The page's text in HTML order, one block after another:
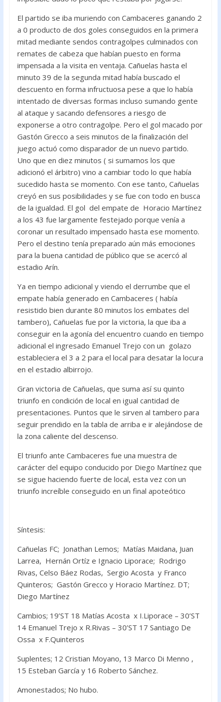
El partido se iba muriendo con Cambaceres ganando 2
a 0 producto de dos goles conseguidos en la primera
mitad mediante sendos contragolpes culminados con
remates de cabeza que habían puesto en forma
impensada a la visita en ventaja. Cañuelas hasta el
minuto 39 de la segunda mitad había buscado el
descuento en forma infructuosa pese a que lo había
intentado de diversas formas incluso sumando gente
al ataque y sacando defensores a riesgo de
exponerse a otro contragolpe. Pero el gol macado por
Gastón Grecco a seis minutos de la finalización del
juego actuó como disparador de un nuevo partido.
Uno que en diez minutos ( si sumamos los que
adicionó el árbitro) vino a cambiar todo lo que había
sucedido hasta se momento. Con ese tanto, Cañuelas
creyó en sus posibilidades y se fue con todo en busca
de la igualdad. El gol del empate de Horacio Martínez
a los 43 fue largamente festejado porque venía a
coronar un resultado impensado hasta ese momento.
Pero el destino tenía preparado aún más emociones
para la buena cantidad de público que se acercó al
estadio Arín.
Ya en tiempo adicional y viendo el derrumbe que el
empate había generado en Cambaceres ( había
resistido bien durante 80 minutos los embates del
tambero), Cañuelas fue por la victoria, la que iba a
conseguir en la agonía del encuentro cuando en tiempo
adicional el ingresado Emanuel Trejo con un golazo
estableciera el 3 a 2 para el local para desatar la locura
en el estadio albirrojo.
Gran victoria de Cañuelas, que suma así su quinto
triunfo en condición de local en igual cantidad de
presentaciones. Puntos que le sirven al tambero para
seguir prendido en la tabla de arriba e ir alejándose de
la zona caliente del descenso.
El triunfo ante Cambaceres fue una muestra de
carácter del equipo conducido por Diego Martínez que
se sigue haciendo fuerte de local, esta vez con un
triunfo increíble conseguido en un final apoteótico
Síntesis:
Cañuelas FC; Jonathan Lemos; Matías Maidana, Juan
Larrea, Hernán Ortíz e Ignacio Liporace; Rodrigo
Rivas, Celso Báez Rodas, Sergio Acosta y Franco
Quinteros; Gastón Grecco y Horacio Martínez. DT;
Diego Martínez
Cambios; 19’ST 18 Matías Acosta x I.Liporace – 30’ST
14 Emanuel Trejo x R.Rivas – 30’ST 17 Santiago De
Ossa x F.Quinteros
Suplentes; 12 Cristian Moyano, 13 Marco Di Menno ,
15 Esteban García y 16 Roberto Sánchez.
Amonestados; No hubo.